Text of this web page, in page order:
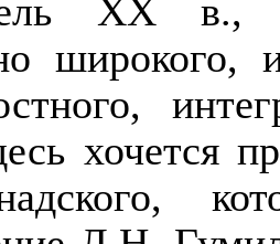
XX
в.,
широкого,
хочется